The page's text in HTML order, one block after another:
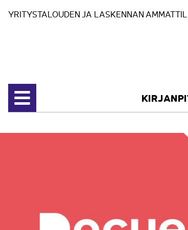
YRITYSTALOUDEN JA LASKENNAN
Avaa valikko